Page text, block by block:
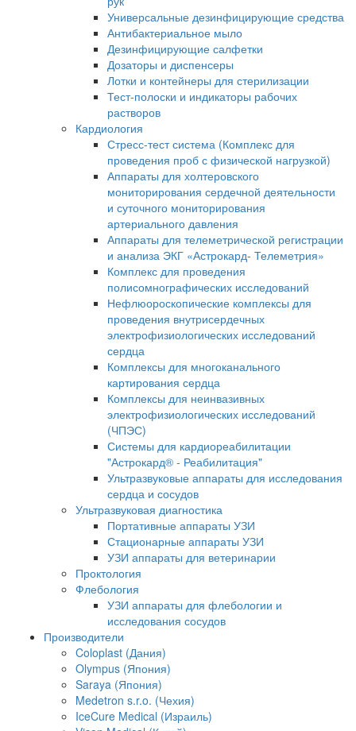
Универсальные дезинфицирующие средства
Антибактериальное мыло
Дезинфицирующие салфетки
Дозаторы и диспенсеры
Лотки и контейнеры для стерилизации
Тест-полоски и индикаторы рабочих
растворов
Кардиология
Стресс-тест система (Комплекс для
проведения проб с физической нагрузкой)
Аппараты для холтеровского
мониторирования сердечной деятельности
и суточного мониторирования
артериального давления
Аппараты для телеметрической регистрации
и анализа ЭКГ «Астрокард- Телеметрия»
Комплекс для проведения
полисомнографических исследований
Нефлюороскопические комплексы для
проведения внутрисердечных
электрофизиологических исследований
сердца
Комплексы для многоканального
картирования сердца
Комплексы для неинвазивных
электрофизиологических исследований
(ЧПЭС)
Системы для кардиореабилитации
"Астрокард® - Реабилитация"
Ультразвуковые аппараты для исследования
сердца и сосудов
Ультразвуковая диагностика
Портативные аппараты УЗИ
Стационарные аппараты УЗИ
УЗИ аппараты для ветеринарии
Проктология
Флебология
УЗИ аппараты для флебологии и
исследования сосудов
Производители
Coloplast (Дания)
Olympus (Япония)
Saraya (Япония)
Medetron s.r.o. (Чехия)
IceCure Medical (Израиль)